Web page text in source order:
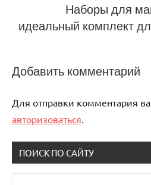
Наборы для
идеальный комплект
Добавить комментарий
Для отправки комментария
авторизоваться.
ПОИСК ПО САЙТУ